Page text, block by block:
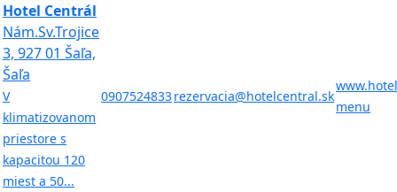
Hotel Centrál
Nám.Sv.Trojice
3, 927 01 Šaľa,
Šaľa
V
klimatizovanom
priestore s
kapacitou 120
miest a 50...
0907524833rezervacia@hotelcentral.sk
menu